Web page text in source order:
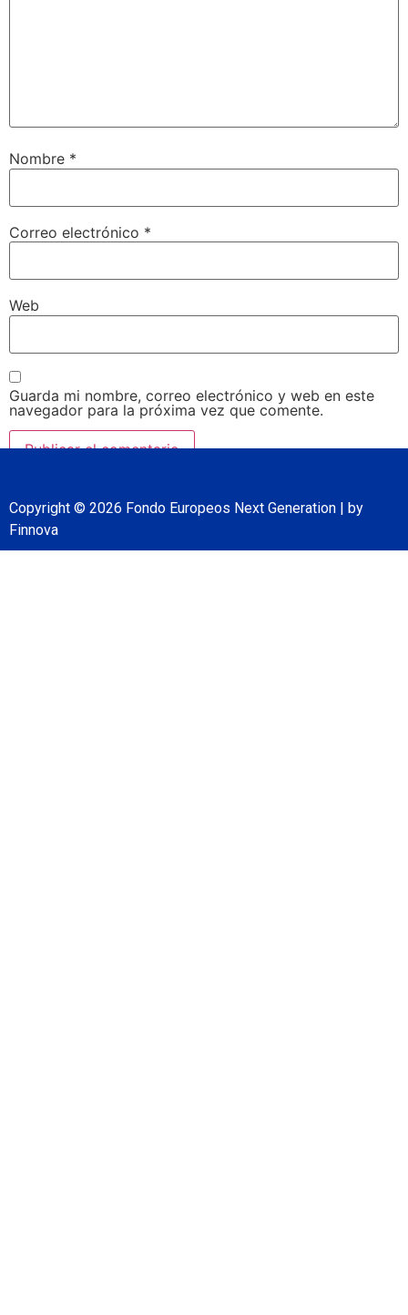
Nombre *
Correo electrónico *
Web
Guarda mi nombre, correo electrónico y web en este
navegador para la próxima vez que comente.
Copyright © 2026 Fondo Europeos Next Generation | by
Finnova